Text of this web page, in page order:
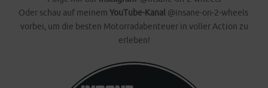
Oder schau auf meinem YouTube-Kanal @insane-on-2-wheels
vorbei, um die besten Motorradabenteuer in voller Action zu
erleben!